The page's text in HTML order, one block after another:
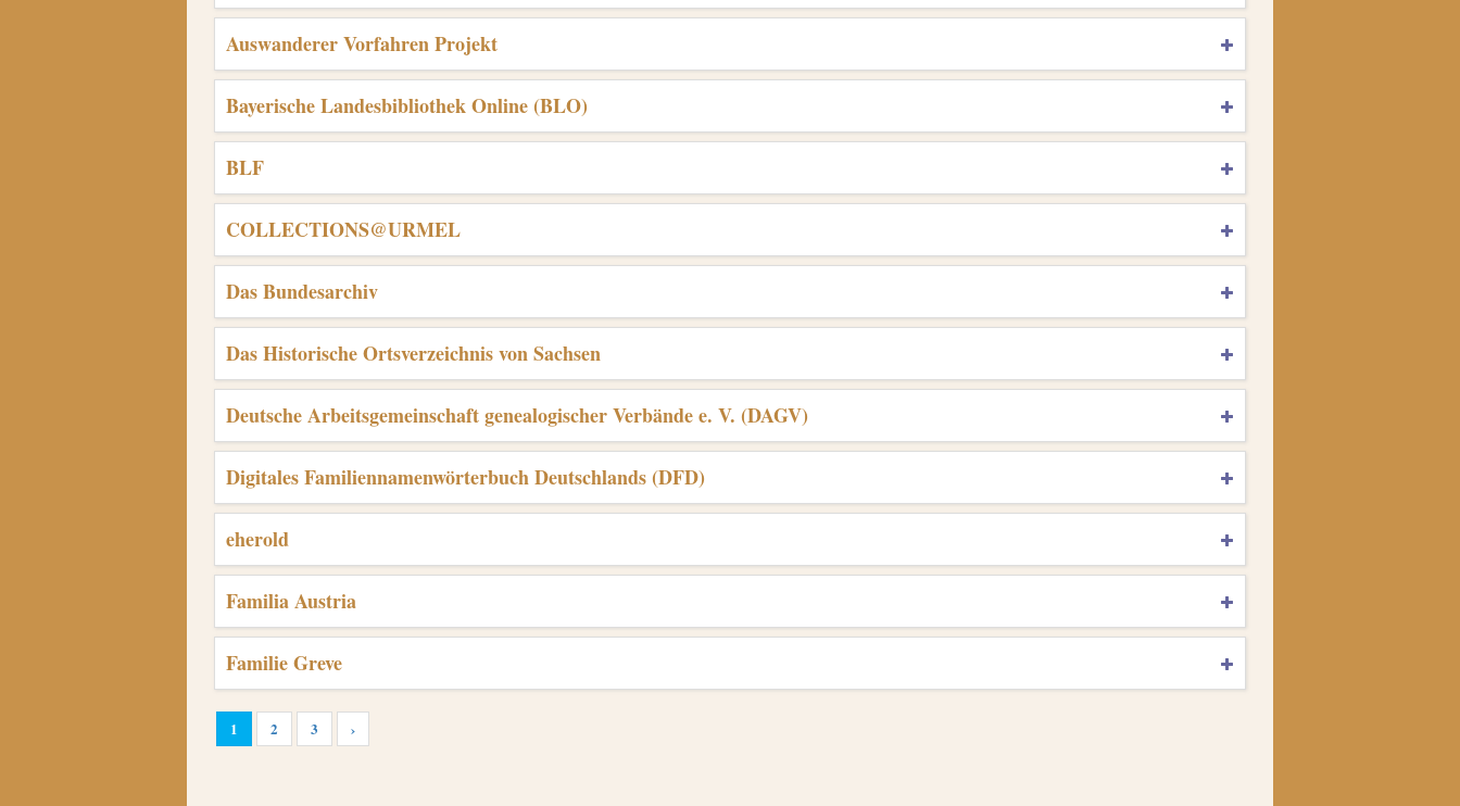
Auswanderer Vorfahren Projekt
Bayerische Landesbibliothek Online (BLO)
BLF
COLLECTIONS@URMEL
Das Bundesarchiv
Das Historische Ortsverzeichnis von Sachsen
Deutsche Arbeitsgemeinschaft genealogischer Verbände e. V. (DAGV)
Digitales Familiennamenwörterbuch Deutschlands (DFD)
eherold
Familia Austria
Familie Greve
1 2 3 ›